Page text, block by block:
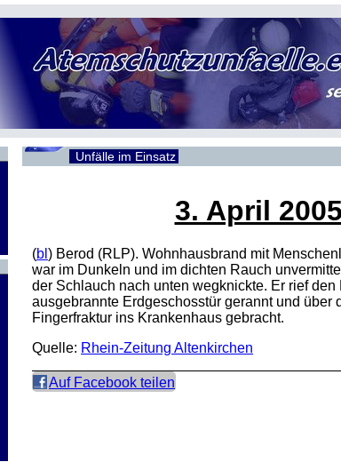
Unfälle im Einsatz
3. April 2005
(bl ) Berod (RLP). Wohnhausbrand mit
war im Dunkeln und im dichten Rauch
der Schlauch nach unten wegknickte. Er rief
ausgebrannte Erdgeschosstür gerannt und
Fingerfraktur ins Krankenhaus gebracht.
Quelle: Rhein-Zeitung Altenkirchen
Auf Facebook teilen